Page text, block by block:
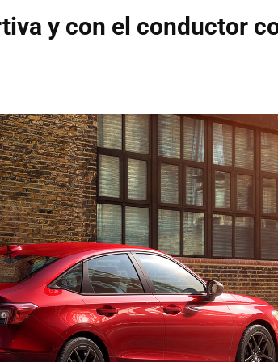
y con el conductor